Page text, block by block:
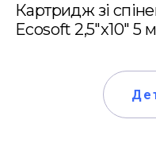
Картридж зі
Ecosoft 2,5"x10" 5